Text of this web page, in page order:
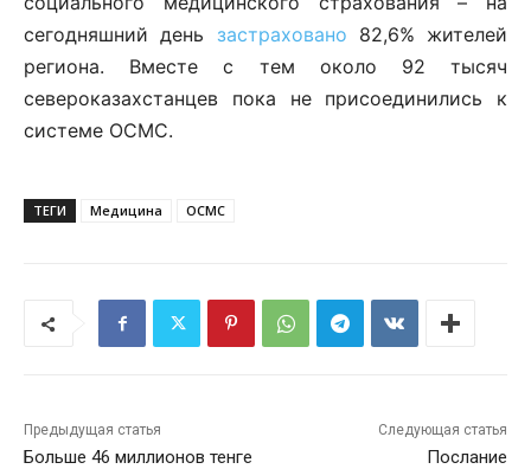
сегодняшний день застраховано 82,6% жителей
региона. Вместе с тем около 92 тысяч
североказахстанцев пока не присоединились к
системе ОСМС.
ТЕГИ Медицина ОСМС
Предыдущая статья
Больше 46 миллионов тенге
Следующая статья
Послание